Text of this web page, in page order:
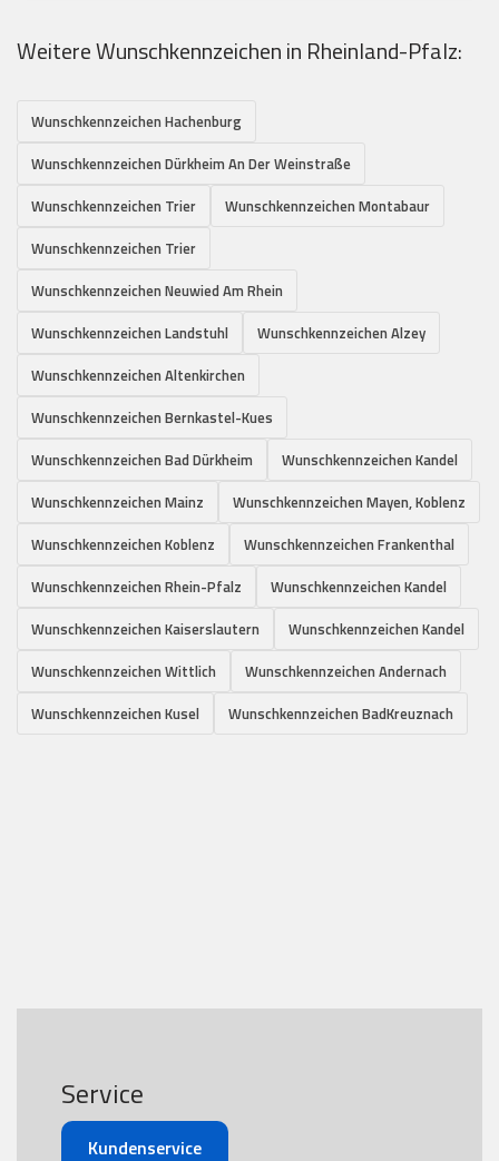
Weitere Wunschkennzeichen in Rheinland-Pfalz:
Wunschkennzeichen Hachenburg
Wunschkennzeichen Dürkheim An Der Weinstraße
Wunschkennzeichen Trier
Wunschkennzeichen Montabaur
Wunschkennzeichen Trier
Wunschkennzeichen Neuwied Am Rhein
Wunschkennzeichen Landstuhl
Wunschkennzeichen Alzey
Wunschkennzeichen Altenkirchen
Wunschkennzeichen Bernkastel-Kues
Wunschkennzeichen Bad Dürkheim
Wunschkennzeichen Kandel
Wunschkennzeichen Mainz
Wunschkennzeichen Mayen, Koblenz
Wunschkennzeichen Koblenz
Wunschkennzeichen Frankenthal
Wunschkennzeichen Rhein-Pfalz
Wunschkennzeichen Kandel
Wunschkennzeichen Kaiserslautern
Wunschkennzeichen Kandel
Wunschkennzeichen Wittlich
Wunschkennzeichen Andernach
Wunschkennzeichen Kusel
Wunschkennzeichen BadKreuznach
Service
Kundenservice